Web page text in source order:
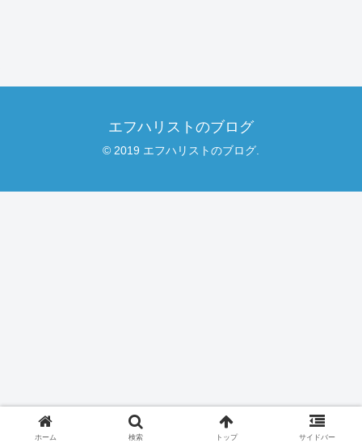
エフハリストのブログ
© 2019 エフハリストのブログ.
ホーム 検索 トップ サイドバー